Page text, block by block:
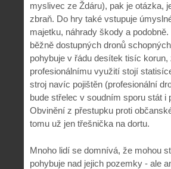
myslivec ze Ždáru), pak je otázka,
zbraň. Do hry také vstupuje
majetku, náhrady škody a
běžně dostupných dronů
pohybuje v řádu desítek tisíc
profesionálnímu využití stojí
stroj navíc pojištěn (profesionální
bude střelec v soudním sporu stát i
Obvinění z přestupku proti
tomu už jen třešnička na dortu.
Mnoho lidí se domnívá, že mohou
pohybuje nad jejich pozemky - ale